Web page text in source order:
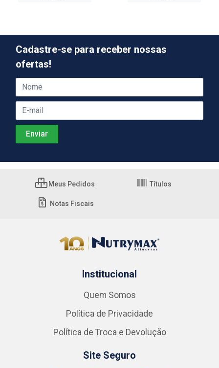
Cadastre-se para receber nossas
ofertas!
Meus Pedidos Títulos
Notas Fiscais
Institucional
Quem Somos
Política de Privacidade
Política de Troca e Devolução
Site Seguro